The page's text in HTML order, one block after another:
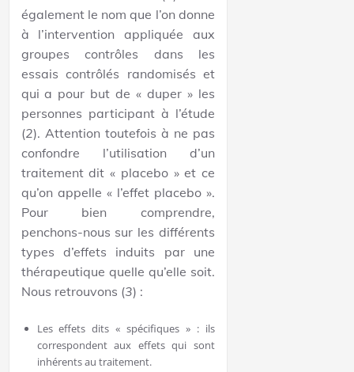
également le nom que l’on donne
à l’intervention appliquée aux
groupes contrôles dans les
essais contrôlés randomisés et
qui a pour but de « duper » les
personnes participant à l’étude
(2). Attention toutefois à ne pas
confondre l’utilisation d’un
traitement dit « placebo » et ce
qu’on appelle « l’effet placebo ».
Pour bien comprendre,
penchons-nous sur les différents
types d’effets induits par une
thérapeutique quelle qu’elle soit.
Nous retrouvons (3) :
Les effets dits « spécifiques » : ils
correspondent aux effets qui sont
inhérents au traitement.